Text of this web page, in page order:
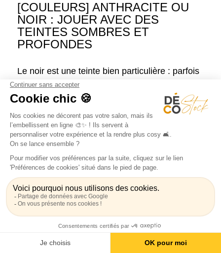
[COULEURS] ANTHRACITE OU
NOIR : JOUER AVEC DES
TEINTES SOMBRES ET
PROFONDES
Le noir est une teinte bien particulière : parfois
considéré comme n'étant pas une couleur, il
occupe une place importante dans l'esthétique
et la symbolique. Sa couleur sombre apporte
une profondeur bien particulière dans la déco,
et permet également de mettre en valeur les
autres couleurs en créant du contraste.
Lire l'article